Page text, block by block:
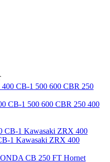
CB-1 500 600 CBR 250 400
1 Kawasaki ZRX 400